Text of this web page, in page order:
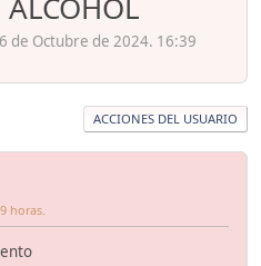
de Octubre de 2024. 16:39
ACCIONES DEL USUARIO
horas.